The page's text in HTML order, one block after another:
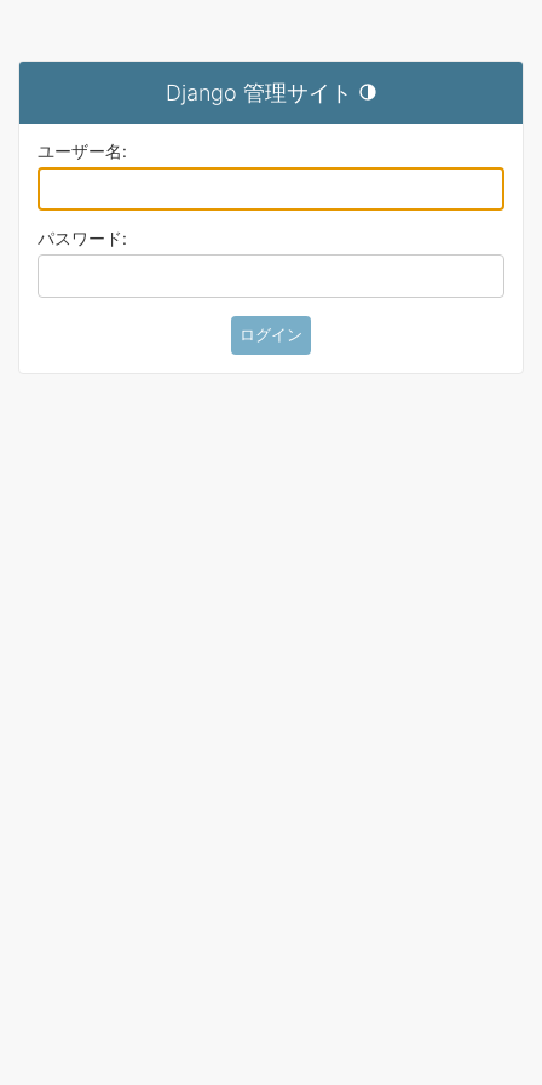
Django 管理サイト テーマを切り替え (現在
ユーザー名:
パスワード: